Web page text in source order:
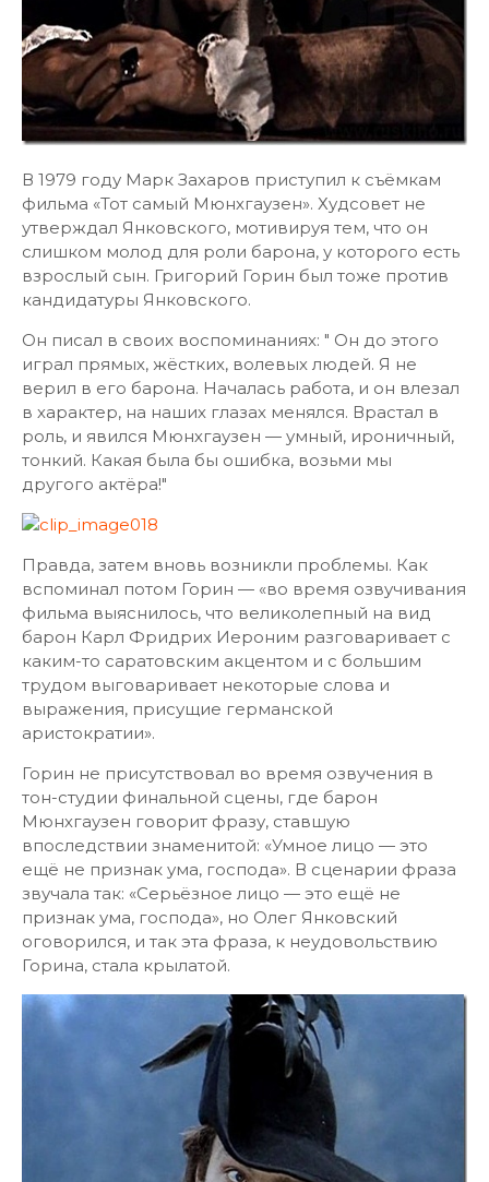
В 1979 году Марк Захаров приступил к съёмкам
фильма «Тот самый Мюнхгаузен». Худсовет не
утверждал Янковского, мотивируя тем, что он
слишком молод для роли барона, у которого есть
взрослый сын. Григорий Горин был тоже против
кандидатуры Янковского.
Он писал в своих воспоминаниях: " Он до этого
играл прямых, жёстких, волевых людей. Я не
верил в его барона. Началась работа, и он влезал
в характер, на наших глазах менялся. Врастал в
роль, и явился Мюнхгаузен — умный, ироничный,
тонкий. Какая была бы ошибка, возьми мы
другого актёра!"
вспоминал потом Горин — «во время озвучивания
фильма выяснилось, что великолепный на вид
барон Карл Фридрих Иероним разговаривает с
каким-то саратовским акцентом и с большим
трудом выговаривает некоторые слова и
выражения, присущие германской